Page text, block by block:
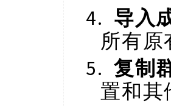
4. 导入
所有
5. 复制
置和其